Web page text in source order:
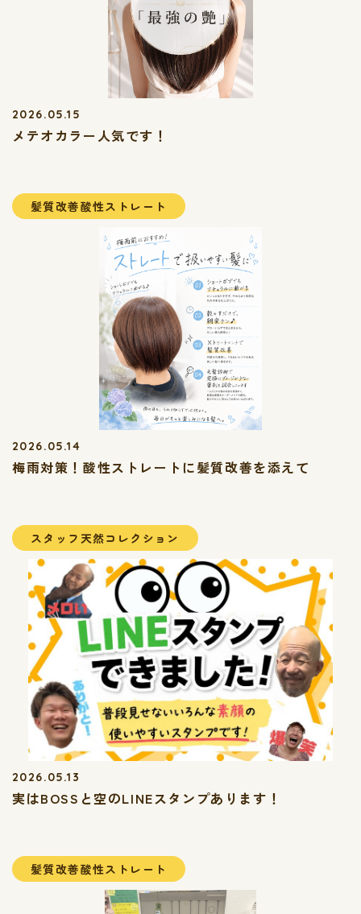
2026.05.15
メテオカラー人気です！
髪質改善酸性ストレート
2026.05.14
梅雨対策！酸性ストレートに髪質改善を添えて
スタッフ天然コレクション
2026.05.13
実はBOSSと空のLINEスタンプあります！
髪質改善酸性ストレート